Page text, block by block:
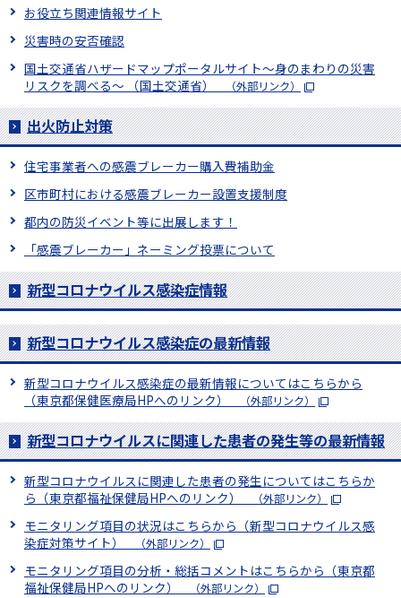
お役立ち関連情報サイト
災害時の安否確認
国土交通省ハザードマップポータルサイト～身のまわりの災害
リスクを調べる～ （国土交通省）
（外部リンク）
出火防止対策
住宅事業者への感震ブレーカー購入費補助金
区市町村における感震ブレーカー設置支援制度
都内の防災イベント等に出展します！
「感震ブレーカー」ネーミング投票について
新型コロナウイルス感染症情報
新型コロナウイルス感染症の最新情報
新型コロナウイルス感染症の最新情報についてはこちらから
（東京都保健医療局HPへのリンク）
（外部リンク）
新型コロナウイルスに関連した患者の発生等の最新情報
新型コロナウイルスに関連した患者の発生についてはこちらか
ら（東京都福祉保健局HPへのリンク）
（外部リンク）
モニタリング項目の状況はこちらから（新型コロナウイルス感
染症対策サイト）
（外部リンク）
モニタリング項目の分析・総括コメントはこちらから（東京都
福祉保健局HPへのリンク）
（外部リンク）